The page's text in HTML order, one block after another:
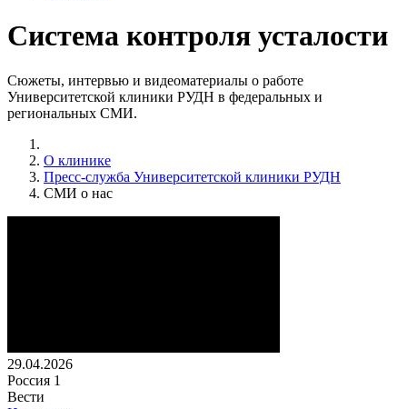
Система контроля усталости
Сюжеты, интервью и видеоматериалы о работе
Университетской клиники РУДН в федеральных и
региональных СМИ.
О клинике
Пресс-служба Университетской клиники РУДН
СМИ о нас
29.04.2026
Россия 1
Вести